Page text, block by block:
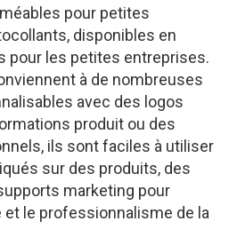
pour petites
disponibles en
pour les petites entreprises.
à de nombreuses
avec des logos
produit ou des
ils sont faciles à utiliser
sur des produits, des
marketing pour
le professionnalisme de la